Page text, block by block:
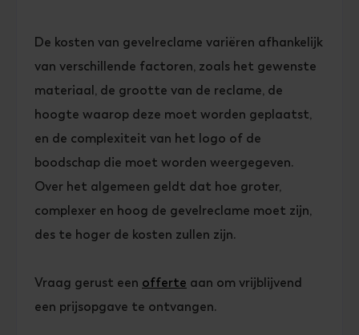
De kosten van gevelreclame variëren afhankelijk
van verschillende factoren, zoals het gewenste
materiaal, de grootte van de reclame, de
hoogte waarop deze moet worden geplaatst,
en de complexiteit van het logo of de
boodschap die moet worden weergegeven.
Over het algemeen geldt dat hoe groter,
complexer en hoog de gevelreclame moet zijn,
des te hoger de kosten zullen zijn.
Vraag gerust een offerte aan om vrijblijvend
een prijsopgave te ontvangen.